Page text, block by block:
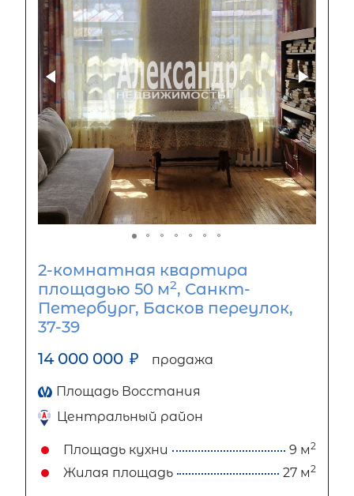
2-комнатная квартира
площадью 50 м2, Санкт-
Петербург, Басков переулок,
37-39
14 000 000 ₽ продажа
Площадь Восстания
Центральный район
Площадь кухни 9 м2
Жилая площадь 27 м2